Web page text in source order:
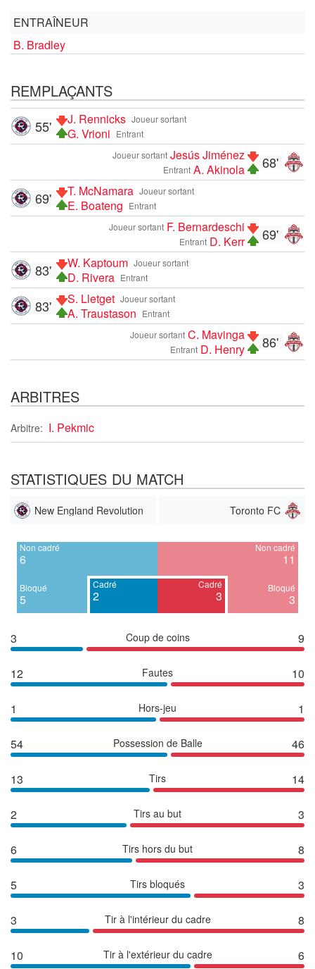
ENTRAÎNEUR
B. Bradley
REMPLAÇANTS
Joueur sortant
J. Rennicks
Entrant
G. Vrioni
55'
68'
Joueur sortant Jesús Jiménez
Entrant A. Akinola
Joueur sortant
T. McNamara
Entrant
E. Boateng
69'
69'
Joueur sortant F. Bernardeschi
Entrant D. Kerr
Joueur sortant
W. Kaptoum
Entrant
D. Rivera
83'
Joueur sortant
S. Lletget
Entrant
A. Traustason
83'
86'
Joueur sortant C. Mavinga
Entrant D. Henry
ARBITRES
Arbitre: I. Pekmic
STATISTIQUES DU MATCH
New England Revolution Toronto FC
Non cadré
6
Bloqué
5
Cadré
2
Cadré
3
Non cadré
11
Bloqué
3
3 Coup de coins 9
12 Fautes 10
1 Hors-jeu 1
54 Possession de Balle 46
13 Tirs 14
2 Tirs au but 3
6 Tirs hors du but 8
5 Tirs bloqués 3
3 Tir à l'intérieur du cadre 8
10 Tir à l'extérieur du cadre 6